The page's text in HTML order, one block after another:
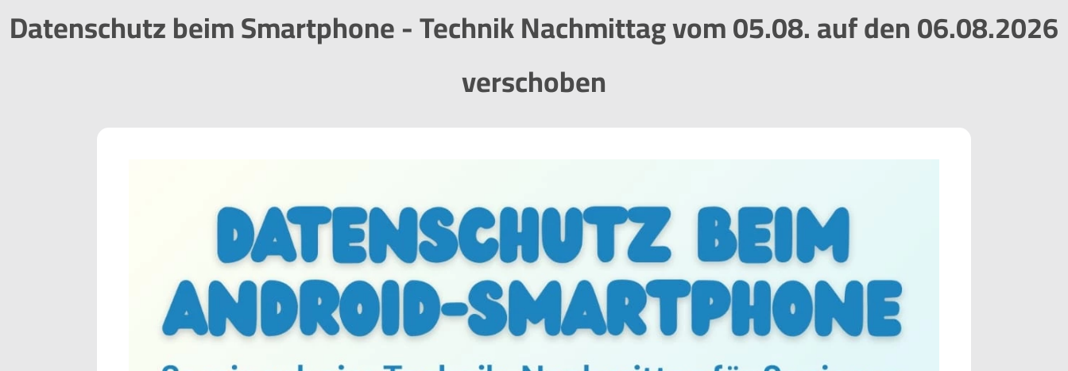
Datenschutz beim Smartphone - Technik Nachmittag vom 05.08. auf den 06.08.2026
verschoben